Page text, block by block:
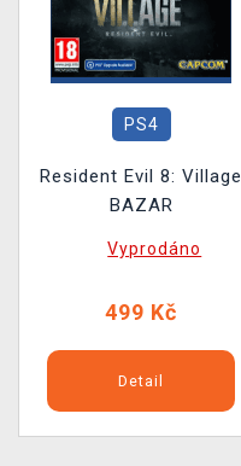
PS4
Resident Evil 8: Village
BAZAR
Vyprodáno
499 Kč
Detail